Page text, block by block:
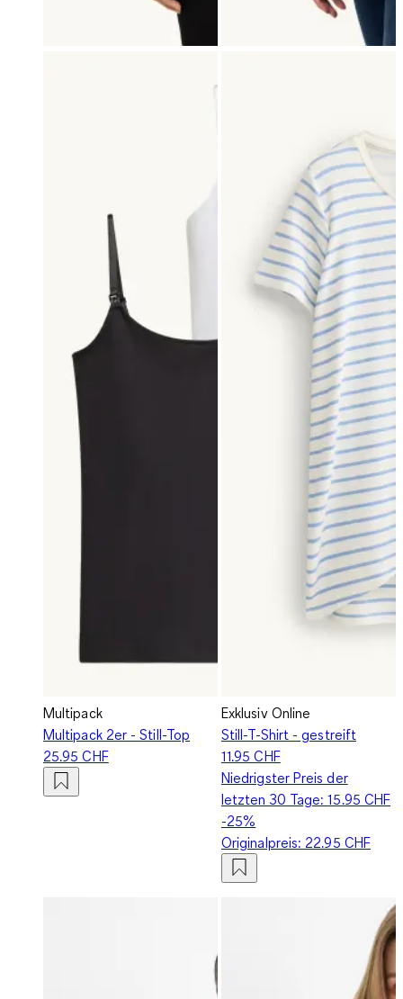
Multipack
Multipack 2er - Still-Top
25.95 CHF
Exklusiv Online
Still-T-Shirt - gestreift
11.95 CHF
Niedrigster Preis der
letzten 30 Tage:15.95 CHF
-25%
Originalpreis: 22.95 CHF